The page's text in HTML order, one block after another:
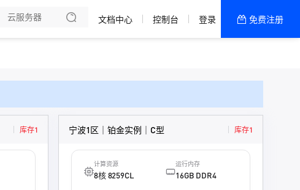
十堰 · 高防一区
宁波 · 普防一区
文档中心 控制台 登录 免费注册
库存1 宁波1区｜铂金实例｜C型 库存1
计算资源
8核 8259CL
运行内存
16GB DDR4